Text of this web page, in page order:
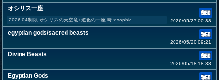
オシリス一座
2026.04制限 オシリスの天空竜+道化の一座 時々sophia 2026/05/27 00:38
egyptian gods/sacred beasts
2026/05/20 09:21
Divine Beasts
2026/05/18 18:38
Egyptian Gods